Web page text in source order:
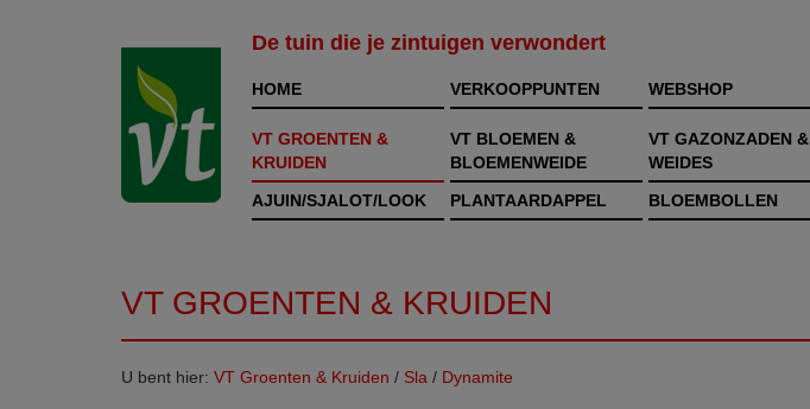
De tuin die je zintuigen verwondert
HOME VERKOOPPUNTEN WEBSHOP
VT GROENTEN &
KRUIDEN
VT BLOEMEN &
BLOEMENWEIDE
VT GAZONZADEN &
WEIDES
AJUIN/SJALOT/LOOK
PLANTAARDAPPEL BLOEMBOLLEN
VT GROENTEN & KRUIDEN
U bent hier: VT Groenten & Kruiden / Sla / Dynamite